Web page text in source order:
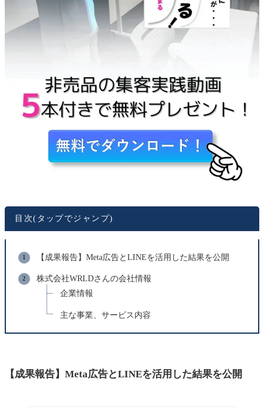
目次(タップでジャンプ)
【成果報告】Meta広告とLINEを活用した結果を公開
株式会社WRLDさんの会社情報
企業情報
主な事業、サービス内容
【成果報告】Meta広告とLINEを活用した結果を公開